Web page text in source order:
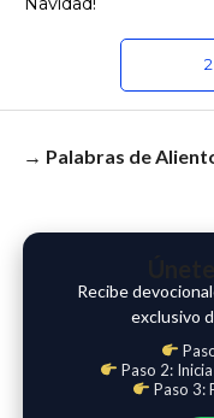
→ Palabras de
Recibe
exclusivo
Paso 2:
Paso 3: